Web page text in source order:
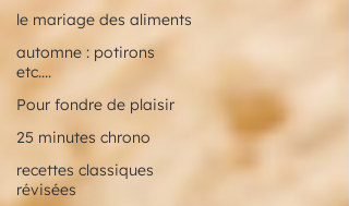
le mariage des aliments
automne : potirons
etc....
Pour fondre de plaisir
25 minutes chrono
recettes classiques
révisées